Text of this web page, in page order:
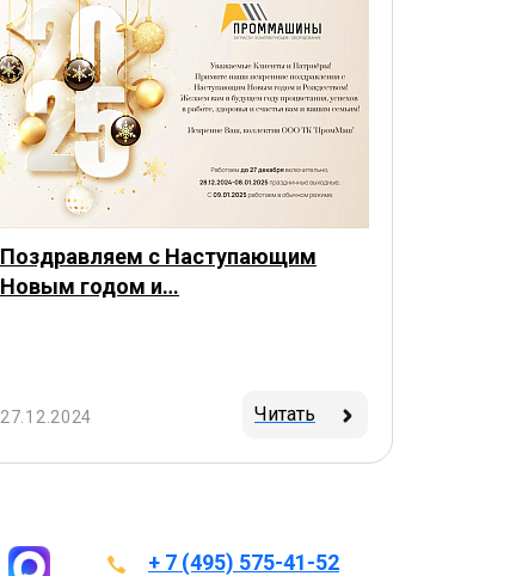
Поздравляем с Наступающим
Новым годом и…
27.12.2024 Читать
+ 7 (495) 575-41-52